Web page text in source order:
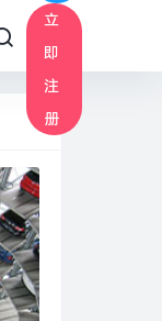
立
即
注
册